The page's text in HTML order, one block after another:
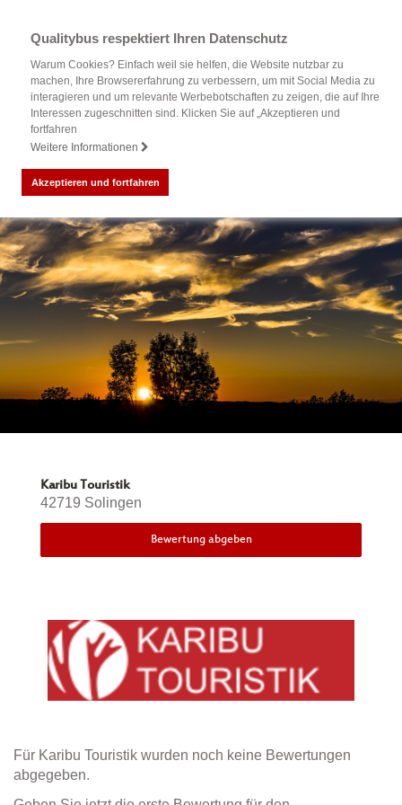
Qualitybus respektiert Ihren Datenschutz
Warum Cookies? Einfach weil sie helfen, die Website nutzbar zu
machen, Ihre Browsererfahrung zu verbessern, um mit Social Media zu
interagieren und um relevante Werbebotschaften zu zeigen, die auf Ihre
Interessen zugeschnitten sind. Klicken Sie auf „Akzeptieren und
fortfahren
Weitere Informationen
Akzeptieren und fortfahren
Karibu Touristik
42719 Solingen
Bewertung abgeben
Für Karibu Touristik wurden noch keine Bewertungen
abgegeben.